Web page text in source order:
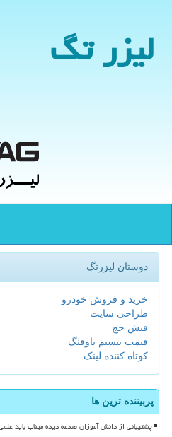
لیزر تگ
دوستان لیزرتگ
خرید و فروش خودرو
طراحی سایت
فیش حج
قیمت بیسیم باوفنگ
کوتاه کننده لینک
پربیننده ترین ها
پشتیبانی از دانش آموزان صدمه دیده میناب باید